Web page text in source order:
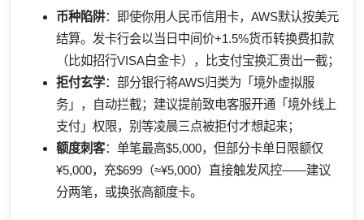
币种陷阱：即使你用人民币信用卡，AWS默认按美元
结算。发卡行会以当日中间价+1.5%货币转换费扣款
（比如招行VISA白金卡），比支付宝换汇贵出一截；
拒付玄学：部分银行将AWS归类为「境外虚拟服
务」，自动拦截；建议提前致电客服开通「境外线上
支付」权限，别等凌晨三点被拒付才想起来；
额度刺客：单笔最高$5,000，但部分卡单日限额仅
¥5,000，充$699（≈¥5,000）直接触发风控——建议
分两笔，或换张高额度卡。